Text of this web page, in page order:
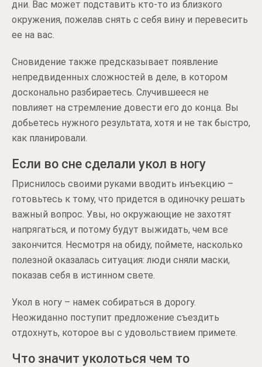
дни. Вас может подставить кто-то из близкого
окружения, пожелав снять с себя вину и перевесить
ее на вас.
Сновидение также предсказывает появление
непредвиденных сложностей в деле, в котором
досконально разбираетесь. Случившееся не
повлияет на стремление довести его до конца. Вы
добьетесь нужного результата, хотя и не так быстро,
как планировали.
Если во сне сделали укол в ногу
Приснилось своими руками вводить инъекцию –
готовьтесь к тому, что придется в одиночку решать
важный вопрос. Увы, но окружающие не захотят
напрягаться, и потому будут выжидать, чем все
закончится. Несмотря на обиду, поймете, насколько
полезной оказалась ситуация: люди сняли маски,
показав себя в истинном свете.
Укол в ногу – намек собираться в дорогу.
Неожиданно поступит предложение съездить
отдохнуть, которое вы с удовольствием примете.
Что значит уколоться чем то